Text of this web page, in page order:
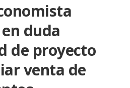
en duda
de proyecto
venta de